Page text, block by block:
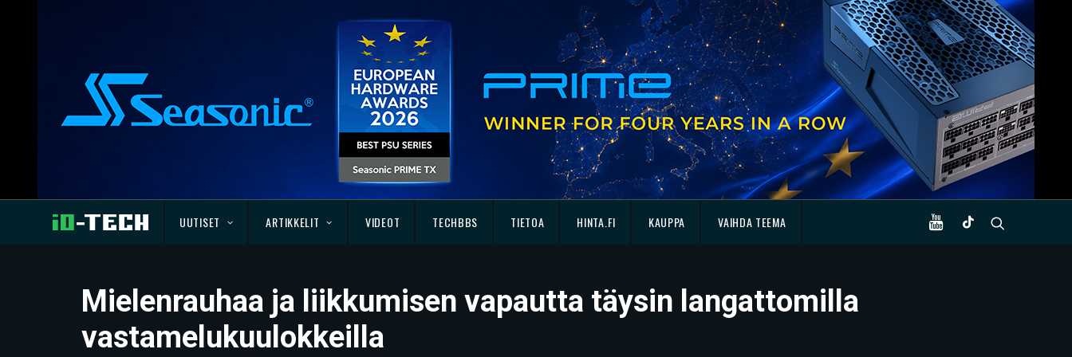
UUTISET ARTIKKELIT VIDEOT TECHBBS TIETOA HINTA.FI KAUPPA VAIHDA TEEMA
Mielenrauhaa ja liikkumisen vapautta täysin langattomilla
vastamelukuulokkeilla